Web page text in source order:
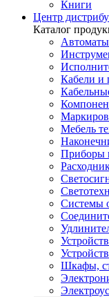
Книги
Центр
Каталог
Кабели и
Мебель
Приборы
Системы
Шкафы,